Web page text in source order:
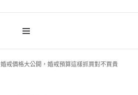
婚戒價格大公開，婚戒預算這樣抓買對不買貴